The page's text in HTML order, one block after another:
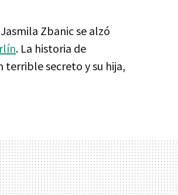
Zbanic se alzó
. La historia de
terrible secreto y su hija,